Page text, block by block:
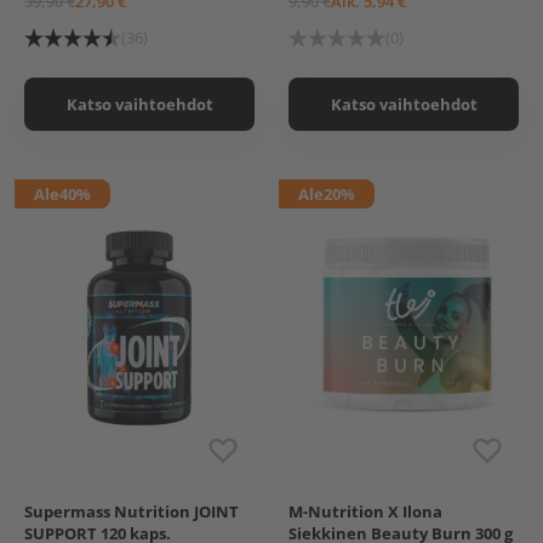
Lemon Yogurt
Smooth Cocoa
(36)
Katso vaihtoehdot Katso vaihtoehdot
Ale40%
Supermass Nutrition JOINT
SUPPORT 120 kaps.
Hawaii
Pink Caribbean
Ale20%
M-Nutrition X Ilona
Siekkinen Beauty Burn 300 g